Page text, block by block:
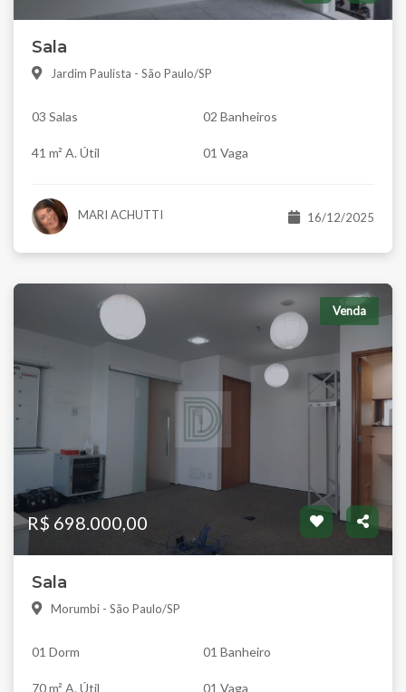
Sala
Jardim Paulista - São Paulo/SP
03 Salas 02 Banheiros
41 m² A. Útil 01 Vaga
MARI ACHUTTI 16/12/2025
Venda
R$ 698.000,00
Sala
Morumbi - São Paulo/SP
01 Dorm 01 Banheiro
70 m² A. Útil 01 Vaga